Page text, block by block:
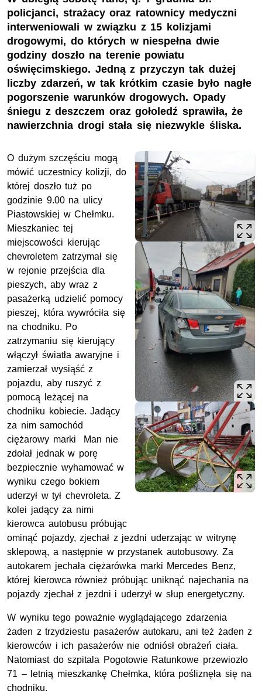
policjanci, strażacy oraz ratownicy medyczni
interweniowali w związku z 15 kolizjami
drogowymi, do których w niespełna dwie
godziny doszło na terenie powiatu
oświęcimskiego. Jedną z przyczyn tak dużej
liczby zdarzeń, w tak krótkim czasie było nagłe
pogorszenie warunków drogowych. Opady
śniegu z deszczem oraz gołoledź sprawiła, że
nawierzchnia drogi stała się niezwykle śliska.
O dużym szczęściu mogą
mówić uczestnicy kolizji, do
której doszło tuż po
godzinie 9.00 na ulicy
Piastowskiej w Chełmku.
Mieszkaniec tej
miejscowości kierując
chevroletem zatrzymał się
w rejonie przejścia dla
pieszych, aby wraz z
pasażerką udzielić pomocy
pieszej, która wywróciła się
na chodniku. Po
zatrzymaniu się kierujący
włączył światła awaryjne i
zamierzał wysiąść z
pojazdu, aby ruszyć z
pomocą leżącej na
chodniku kobiecie. Jadący
za nim samochód
ciężarowy marki Man nie
zdołał jednak w porę
bezpiecznie wyhamować w
wyniku czego bokiem
uderzył w tył chevroleta. Z
kolei jadący za nimi
kierowca autobusu próbując
ominąć pojazdy, zjechał z jezdni uderzając w witrynę
sklepową, a następnie w przystanek autobusowy. Za
autokarem jechała ciężarówka marki Mercedes Benz,
której kierowca również próbując uniknąć najechania na
pojazdy zjechał z jezdni i uderzył w słup energetyczny.
W wyniku tego poważnie wyglądającego zdarzenia
żaden z trzydziestu pasażerów autokaru, ani też żaden z
kierowców i ich pasażerów nie odniósł obrażeń ciała.
Natomiast do szpitala Pogotowie Ratunkowe przewiozło
71 – letnią mieszkankę Chełmka, która pośliznęła się na
chodniku.